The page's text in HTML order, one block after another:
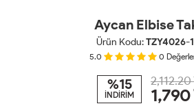
Aycan Elbise
Ürün Kodu:TZY4026-
5.0 0
%15
İNDİRİM
2,112.20
1,790